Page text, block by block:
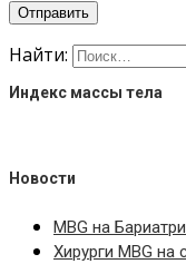
Найти:
Индекс массы тела
Новости
MBG на
Хирурги MBG